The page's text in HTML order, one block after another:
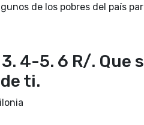
de los pobres del país
4-5. 6 R/. Que
ti.